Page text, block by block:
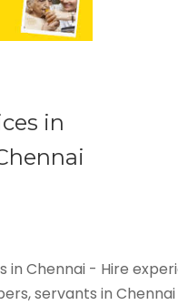
in
in Chennai - Hire
servants in